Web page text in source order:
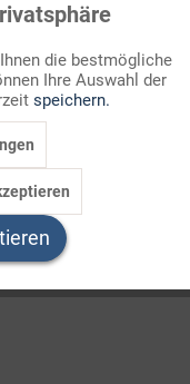
Art and
Aktiv
Inaktiv
Inaktiv
die bestmögliche
Ihre Auswahl der
speichern.